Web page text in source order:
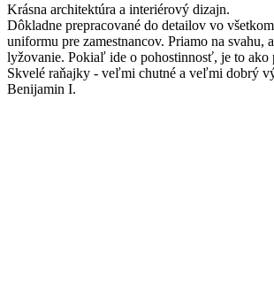
Krásna architektúra a interiérový dizajn.
Dôkladne prepracované do detailov vo
uniformu pre zamestnancov. Priamo na svahu,
lyžovanie. Pokiaľ ide o pohostinnosť, je to ako
Skvelé raňajky - veľmi chutné a veľmi dobrý
Benijamin I.